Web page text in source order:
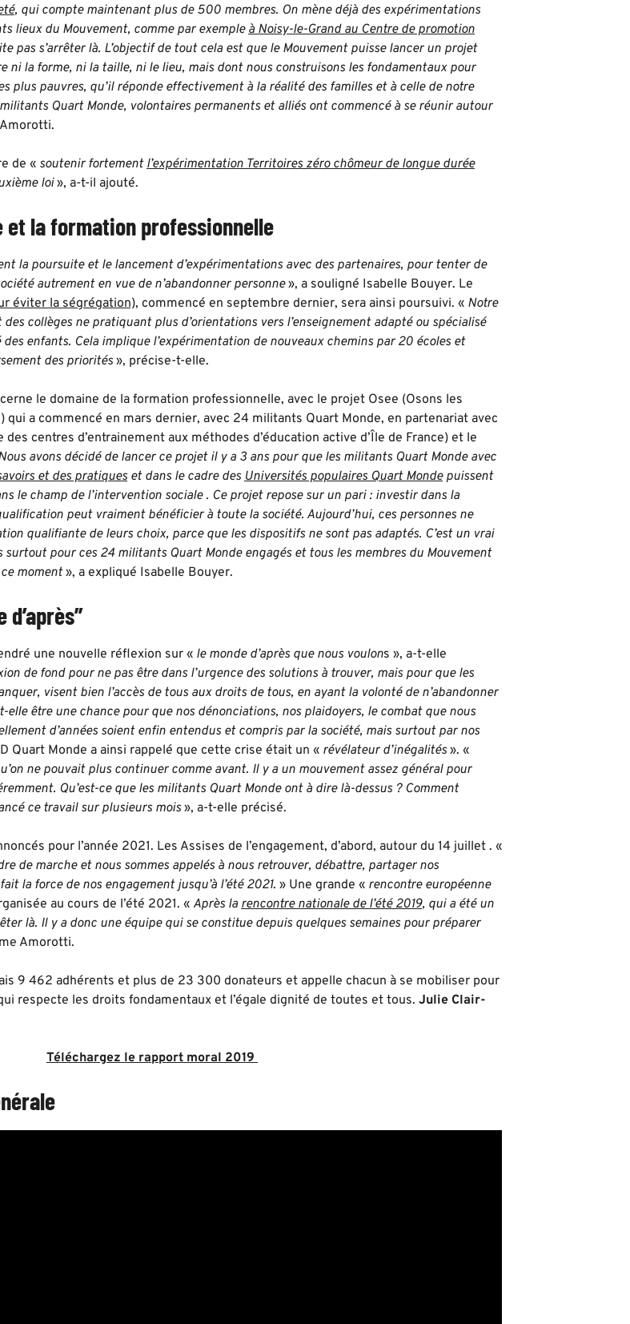
, qui compte maintenant plus de 500 membres. On mène déjà des expérimentations
lieux du Mouvement, comme par exempleà Noisy-le-Grand au Centre de promotion
pas s’arrêter là. L’objectif de tout cela est que le Mouvement puisse lancer un projet
ni la forme, ni la taille, ni le lieu, mais dont nous construisons les fondamentaux pour
plus pauvres, qu’il réponde effectivement à la réalité des familles et à celle de notre
Quart Monde, volontaires permanents et alliés ont commencé à se réunir autour
de « soutenir fortementl’expérimentation Territoires zéro chômeur de longue durée
loi», a-t-il ajouté.
et la formation professionnelle
la poursuite et le lancement d’expérimentations avec des partenaires, pour tenter de
autrement en vue de n’abandonner personne», a souligné Isabelle Bouyer. Le
éviter la ségrégation), commencé en septembre dernier, sera ainsi poursuivi. « Notre
collèges ne pratiquant plus d’orientations vers l’enseignement adapté ou spécialisé
enfants. Cela implique l’expérimentation de nouveaux chemins par 20 écoles et
des priorités», précise-t-elle.
le domaine de la formation professionnelle, avec le projet Osee (Osons les
qui a commencé en mars dernier, avec 24 militants Quart Monde, en partenariat avec
centres d’entrainement aux méthodes d’éducation active d’Île de France) et le
avons décidé de lancer ce projet il y a 3 ans pour que les militants Quart Monde avec
et des pratiqueset dans le cadre desUniversités populaires Quart Mondepuissent
le champ de l’intervention sociale . Ce projet repose sur un pari : investir dans la
peut vraiment bénéficier à toute la société. Aujourd’hui, ces personnes ne
qualifiante de leurs choix, parce que les dispositifs ne sont pas adaptés. C’est un vrai
pour ces 24 militants Quart Monde engagés et tous les membres du Mouvement
moment», a expliqué Isabelle Bouyer.
une nouvelle réflexion sur « le monde d’après que nous voulons », a-t-elle
de fond pour ne pas être dans l’urgence des solutions à trouver, mais pour que les
visent bien l’accès de tous aux droits de tous, en ayant la volonté de n’abandonner
être une chance pour que nos dénonciations, nos plaidoyers, le combat que nous
d’années soient enfin entendus et compris par la société, mais surtout par nos
Quart Monde a ainsi rappelé que cette crise était un « révélateur d’inégalités». «
ne pouvait plus continuer comme avant. Il y a un mouvement assez général pour
Qu’est-ce que les militants Quart Monde ont à dire là-dessus ? Comment
ce travail sur plusieurs mois», a-t-elle précisé.
pour l’année 2021. Les Assises de l’engagement, d’abord, autour du 14 juillet . «
de marche et nous sommes appelés à nous retrouver, débattre, partager nos
la force de nos engagement jusqu’à l’été 2021. » Une grande « rencontre européenne
au cours de l’été 2021. « Après la rencontre nationale de l’été 2019, qui a été un
là. Il y a donc une équipe qui se constitue depuis quelques semaines pour préparer
Amorotti.
9 462 adhérents et plus de 23 300 donateurs et appelle chacun à se mobiliser pour
respecte les droits fondamentaux et l’égale dignité de toutes et tous. Julie Clair-
Téléchargez le rapport moral 2019